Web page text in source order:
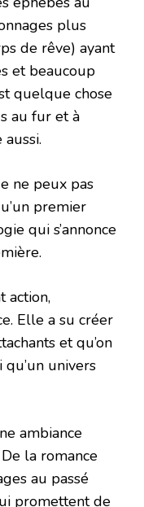
plus
de rêve) ayant
et beaucoup
quelque chose
au fur et à
ne peux pas
premier
qui s’annonce
action,
Elle a su créer
et qu’on
univers
ambiance
la romance
au passé
promettent de